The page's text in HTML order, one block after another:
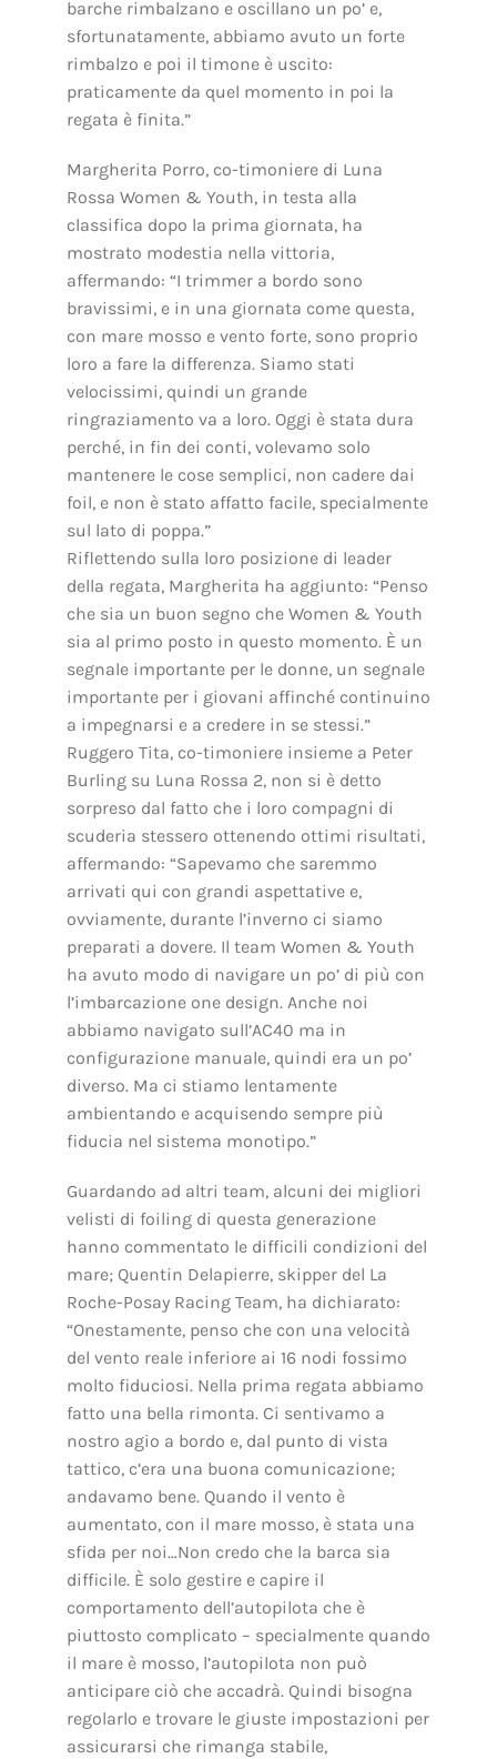
barche rimbalzano e oscillano un po’ e,
sfortunatamente, abbiamo avuto un forte
rimbalzo e poi il timone è uscito:
praticamente da quel momento in poi la
regata è finita.”
Margherita Porro, co-timoniere di Luna
Rossa Women & Youth, in testa alla
classifica dopo la prima giornata, ha
mostrato modestia nella vittoria,
affermando: “I trimmer a bordo sono
bravissimi, e in una giornata come questa,
con mare mosso e vento forte, sono proprio
loro a fare la differenza. Siamo stati
velocissimi, quindi un grande
ringraziamento va a loro. Oggi è stata dura
perché, in fin dei conti, volevamo solo
mantenere le cose semplici, non cadere dai
foil, e non è stato affatto facile, specialmente
sul lato di poppa.”
Riflettendo sulla loro posizione di leader
della regata, Margherita ha aggiunto: “Penso
che sia un buon segno che Women & Youth
sia al primo posto in questo momento. È un
segnale importante per le donne, un segnale
importante per i giovani affinché continuino
a impegnarsi e a credere in se stessi.”
Ruggero Tita, co-timoniere insieme a Peter
Burling su Luna Rossa 2, non si è detto
sorpreso dal fatto che i loro compagni di
scuderia stessero ottenendo ottimi risultati,
affermando: “Sapevamo che saremmo
arrivati qui con grandi aspettative e,
ovviamente, durante l’inverno ci siamo
preparati a dovere. Il team Women & Youth
ha avuto modo di navigare un po’ di più con
l’imbarcazione one design. Anche noi
abbiamo navigato sull’AC40 ma in
configurazione manuale, quindi era un po’
diverso. Ma ci stiamo lentamente
ambientando e acquisendo sempre più
fiducia nel sistema monotipo.”
Guardando ad altri team, alcuni dei migliori
velisti di foiling di questa generazione
hanno commentato le difficili condizioni del
mare; Quentin Delapierre, skipper del La
Roche-Posay Racing Team, ha dichiarato:
“Onestamente, penso che con una velocità
del vento reale inferiore ai 16 nodi fossimo
molto fiduciosi. Nella prima regata abbiamo
fatto una bella rimonta. Ci sentivamo a
nostro agio a bordo e, dal punto di vista
tattico, c’era una buona comunicazione;
andavamo bene. Quando il vento è
aumentato, con il mare mosso, è stata una
sfida per noi…Non credo che la barca sia
difficile. È solo gestire e capire il
comportamento dell’autopilota che è
piuttosto complicato – specialmente quando
il mare è mosso, l’autopilota non può
anticipare ciò che accadrà. Quindi bisogna
regolarlo e trovare le giuste impostazioni per
assicurarsi che rimanga stabile,